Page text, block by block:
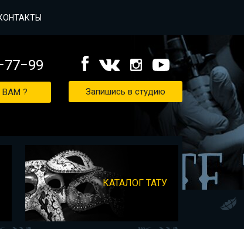
ВАМ ? Запишись в студию
КАТАЛОГ ТАТУ